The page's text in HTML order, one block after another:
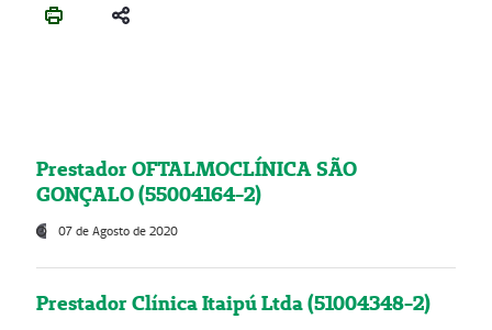
Prestador OFTALMOCLÍNICA SÃO
GONÇALO (55004164-2)
07 de Agosto de 2020
Prestador Clínica Itaipú Ltda (51004348-2)